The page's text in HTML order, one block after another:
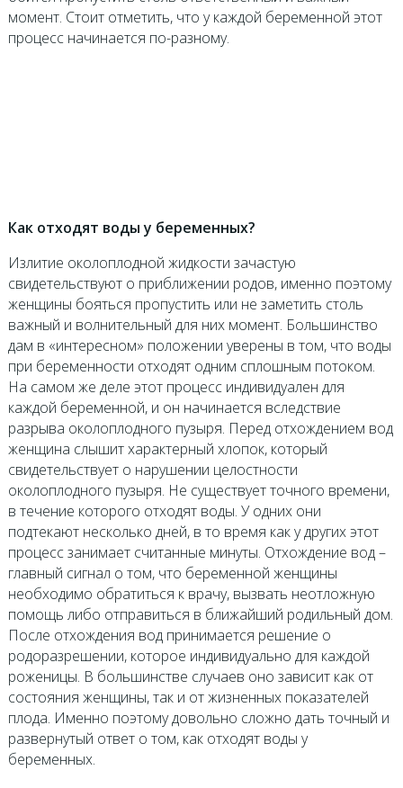
момент. Стоит отметить, что у каждой беременной этот
процесс начинается по-разному.
Как отходят воды у беременных?
Излитие околоплодной жидкости зачастую
свидетельствуют о приближении родов, именно поэтому
женщины бояться пропустить или не заметить столь
важный и волнительный для них момент. Большинство
дам в «интересном» положении уверены в том, что воды
при беременности отходят одним сплошным потоком.
На самом же деле этот процесс индивидуален для
каждой беременной, и он начинается вследствие
разрыва околоплодного пузыря. Перед отхождением вод
женщина слышит характерный хлопок, который
свидетельствует о нарушении целостности
околоплодного пузыря. Не существует точного времени,
в течение которого отходят воды. У одних они
подтекают несколько дней, в то время как у других этот
процесс занимает считанные минуты. Отхождение вод –
главный сигнал о том, что беременной женщины
необходимо обратиться к врачу, вызвать неотложную
помощь либо отправиться в ближайший родильный дом.
После отхождения вод принимается решение о
родоразрешении, которое индивидуально для каждой
роженицы. В большинстве случаев оно зависит как от
состояния женщины, так и от жизненных показателей
плода. Именно поэтому довольно сложно дать точный и
развернутый ответ о том, как отходят воды у
беременных.